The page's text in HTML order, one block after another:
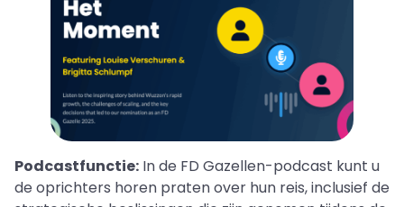
Podcastfunctie: In de FD Gazellen-podcast kunt u
de oprichters horen praten over hun reis, inclusief de